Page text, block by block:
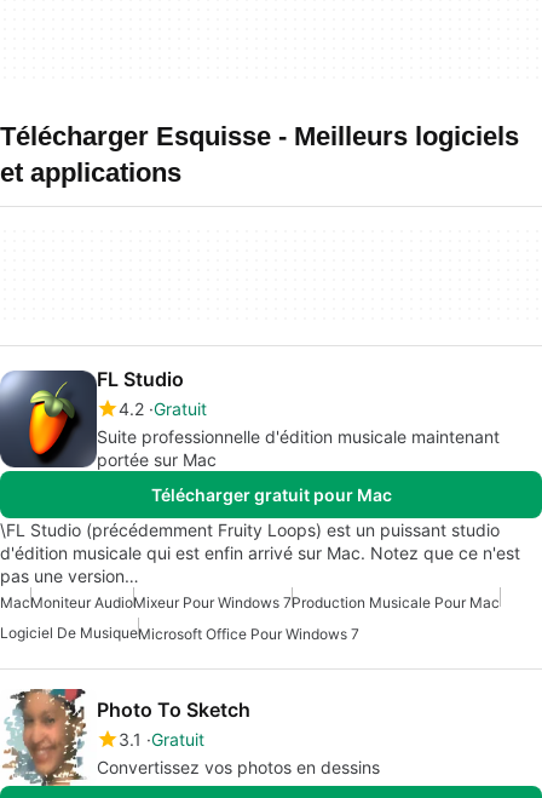
Télécharger Esquisse - Meilleurs logiciels
et applications
FL Studio
4.2 Gratuit
Suite professionnelle d'édition musicale maintenant
portée sur Mac
Télécharger gratuit pour Mac
\FL Studio (précédemment Fruity Loops) est un puissant studio
d'édition musicale qui est enfin arrivé sur Mac. Notez que ce n'est
pas une version…
MacMoniteur AudioMixeur Pour Windows 7Production Musicale Pour Mac
Logiciel De MusiqueMicrosoft Office Pour Windows 7
Photo To Sketch
3.1 Gratuit
Convertissez vos photos en dessins